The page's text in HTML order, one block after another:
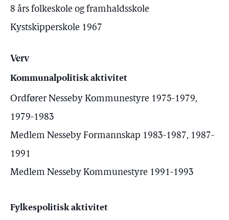
8 års folkeskole og framhaldsskole
Kystskipperskole 1967
Verv
Kommunalpolitisk aktivitet
Ordfører Nesseby Kommunestyre 1975-1979,
1979-1983
Medlem Nesseby Formannskap 1983-1987, 1987-
1991
Medlem Nesseby Kommunestyre 1991-1993
Fylkespolitisk aktivitet